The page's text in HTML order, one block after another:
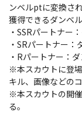
ンベルptに変換され
獲得できるダンベ
・SSRパートナー
・SRパートナー
・Rパートナー：
※本スカウトに登
キル、画像などの
※本スカウトの開
る。